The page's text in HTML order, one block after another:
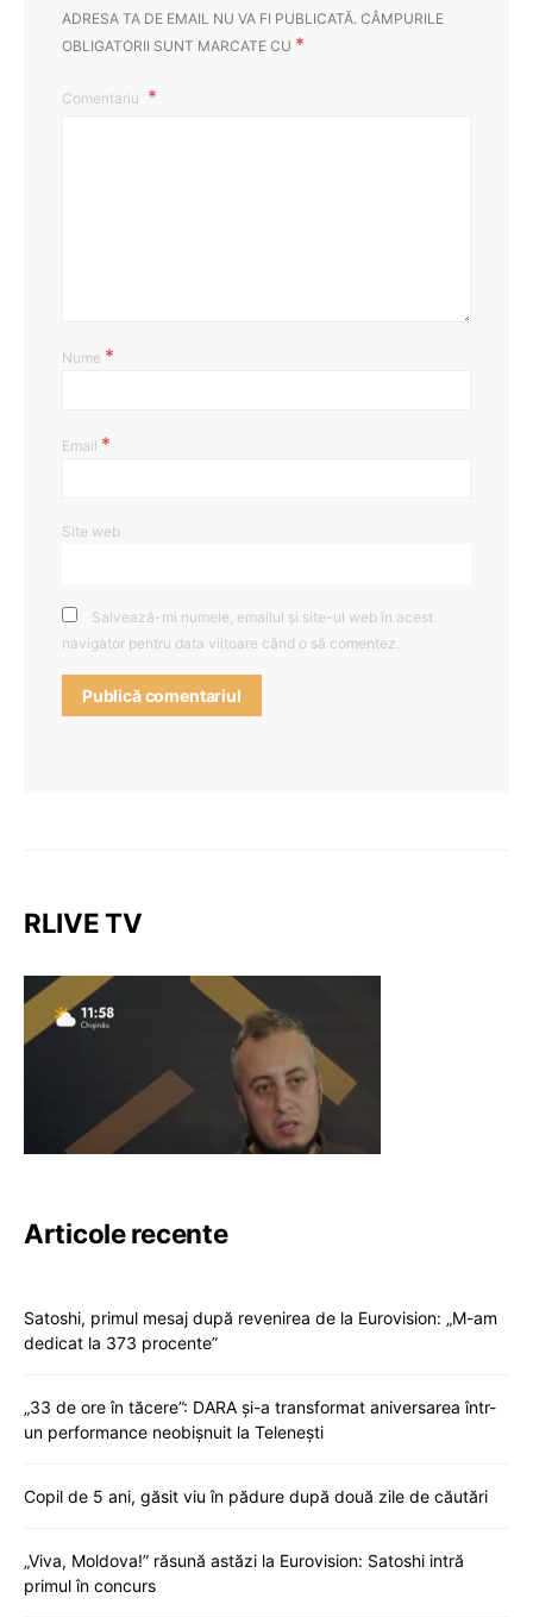
ADRESA TA DE EMAIL NU VA FI PUBLICATĂ. CÂMPURILE
OBLIGATORII SUNT MARCATE CU *
Comentariu
Nume *
Email *
Site web
Salvează-mi numele, emailul și site-ul web în acest
navigator pentru data viitoare când o să comentez.
RLIVE TV
Articole recente
Satoshi, primul mesaj după revenirea de la Eurovision: „M-am
dedicat la 373 procente”
„33 de ore în tăcere”: DARA și-a transformat aniversarea într-
un performance neobișnuit la Telenești
Copil de 5 ani, găsit viu în pădure după două zile de căutări
„Viva, Moldova!” răsună astăzi la Eurovision: Satoshi intră
primul în concurs